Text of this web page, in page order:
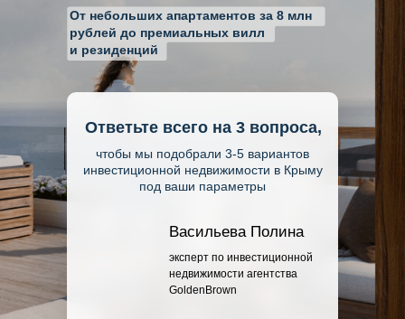
Ответьте всего на 3 вопроса,
чтобы мы подобрали 3-5 вариантов
инвестиционной недвижимости в Крыму
под ваши параметры
Васильева Полина
эксперт по инвестиционной
недвижимости агентства
GoldenBrown
От небольших апартаментов за 8 млн
рублей до премиальных вилл
и резиденций